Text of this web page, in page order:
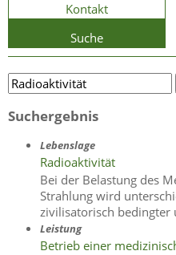
Kontakt
Suche
Suchergebnis
Lebenslage
Radioaktivität
Bei der Belastung des
Strahlung wird
zivilisatorisch bedingter
Leistung
Betrieb einer